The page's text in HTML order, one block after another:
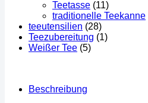
Teetasse (11)
traditionelle Teekanne
teeutensilien (28)
Teezubereitung (1)
Weißer Tee (5)
Beschreibung